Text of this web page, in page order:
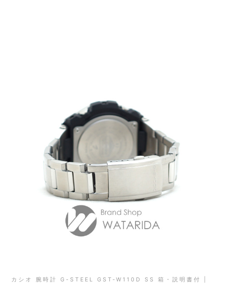
カシオ 腕時計 G-STEEL GST-W110D SS 箱・説明書付 |